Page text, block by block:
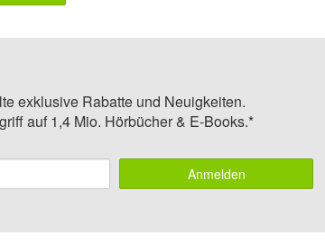
exklusive Rabatte und Neuigkeiten.
auf 1,4 Mio. Hörbücher & E-Books.*
Anmelden